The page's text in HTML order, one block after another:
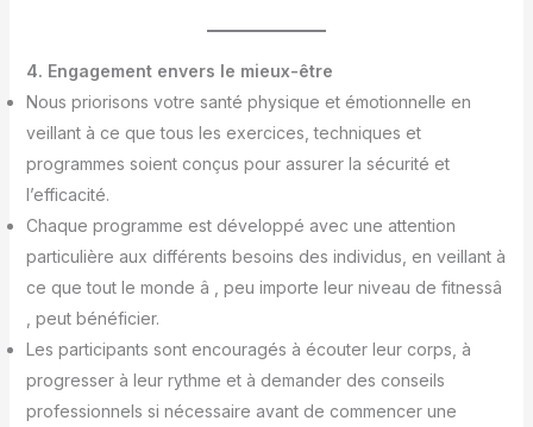
4. Engagement envers le mieux-être
Nous priorisons votre santé physique et émotionnelle en
veillant à ce que tous les exercices, techniques et
programmes soient conçus pour assurer la sécurité et
l’efficacité.
Chaque programme est développé avec une attention
particulière aux différents besoins des individus, en veillant à
ce que tout le monde â , peu importe leur niveau de fitnessâ
, peut bénéficier.
Les participants sont encouragés à écouter leur corps, à
progresser à leur rythme et à demander des conseils
professionnels si nécessaire avant de commencer une